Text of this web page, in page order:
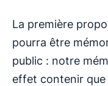
La première
pourra être
public : notre
effet contenir que